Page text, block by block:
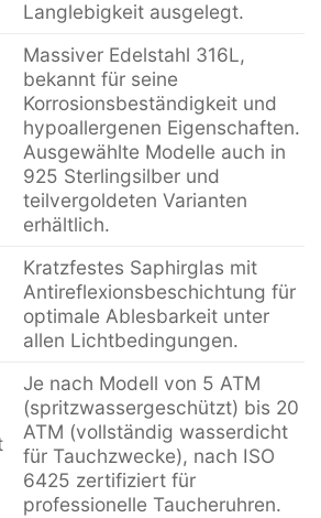
Langlebigkeit ausgelegt.
Massiver Edelstahl 316L,
bekannt für seine
Korrosionsbeständigkeit und
hypoallergenen Eigenschaften.
Ausgewählte Modelle auch in
925 Sterlingsilber und
teilvergoldeten Varianten
erhältlich.
Kratzfestes Saphirglas mit
Antireflexionsbeschichtung für
optimale Ablesbarkeit unter
allen Lichtbedingungen.
Je nach Modell von 5 ATM
(spritzwassergeschützt) bis 20
ATM (vollständig wasserdicht
für Tauchzwecke), nach ISO
6425 zertifiziert für
professionelle Taucheruhren.